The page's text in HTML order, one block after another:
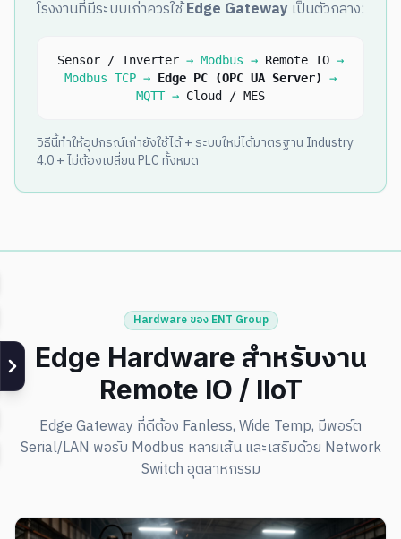
โรงงานที่มีระบบเก่าควรใช้Edge Gateway เป็นตัวกลาง:
Sensor / Inverter → Modbus → Remote IO →
Modbus TCP → Edge PC (OPC UA Server)
→
MQTT → Cloud / MES
วิธีนี้ทำให้อุปกรณ์เก่ายังใช้ได้ + ระบบใหม่ได้มาตรฐาน Industry
4.0 + ไม่ต้องเปลี่ยน PLC ทั้งหมด
Hardware ของ ENT Group
Edge Hardware สำหรับงาน
Remote IO / IIoT
Edge Gateway ที่ดีต้อง Fanless, Wide Temp, มีพอร์ต
Serial/LAN พอรับ Modbus หลายเส้น และเสริมด้วย Network
Switch อุตสาหกรรม